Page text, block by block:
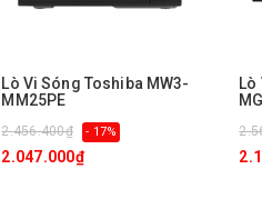
Lò Vi Sóng Toshiba MW3-
MM25PE
2.456.400₫ - 17%
2.047.000₫
Lò